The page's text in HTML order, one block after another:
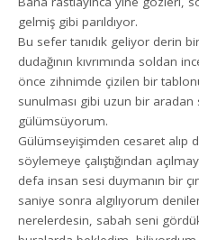
gelmiş gibi parıldıyor.
Bu sefer tanıdık geliyor derin
dudağının kıvrımında soldan
önce zihnimde çizilen bir
sunulması gibi uzun bir
gülümsüyorum.
Gülümseyişimden cesaret alıp
söylemeye çalıştığından
defa insan sesi duymanın bir
saniye sonra algılıyorum
nerelerdesin, sabah seni